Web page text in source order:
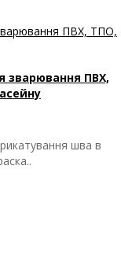
зварювання ПВХ,
шва в